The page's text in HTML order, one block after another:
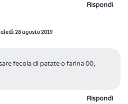
Rispondi
28 agosto 2019
fecola di patate o farina 00,
Rispondi